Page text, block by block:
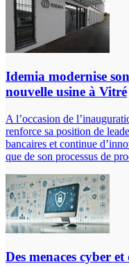
Idemia modernise
nouvelle usine à Vitré
A l’occasion de
renforce sa position de
bancaires et continue
que de son processus de
Des menaces cyber